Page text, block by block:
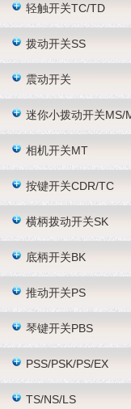
轻触开关TC/TD
拨动开关SS
震动开关
迷你小拨动开关MS/
相机开关MT
按键开关CDR/TC
横柄拨动开关SK
底柄开关BK
推动开关PS
琴键开关PBS
PSS/PSK/PS/EX
TS/NS/LS